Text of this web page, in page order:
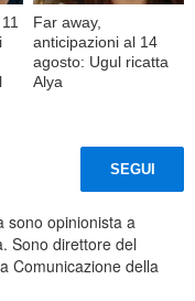
Far away,
anticipazioni al 14
agosto: Ugul ricatta
Alya
SEGUI
sono opinionista a
Sono direttore del
Comunicazione della